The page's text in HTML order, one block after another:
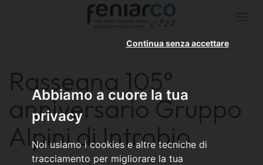
Abbiamo a cuore la tua
privacy
Noi usiamo i cookies e altre tecniche di
tracciamento per migliorare la tua
Continua senza accettare
Rassegna 105°
anniversario Gruppo
Alpini di Introbio